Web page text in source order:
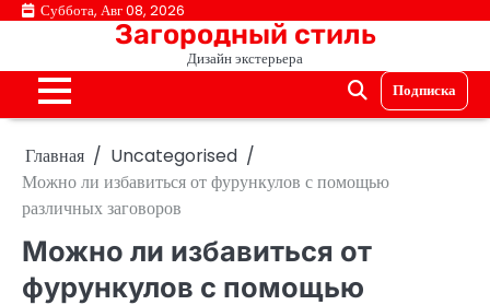
ПерейтиСуббота, Авг 08, 2026
Загородный стиль
Дизайн экстерьера
Подписка
Главная
Uncategorised
Можно ли избавиться от фурункулов с помощью
различных заговоров
Можно ли избавиться от
фурункулов с помощью